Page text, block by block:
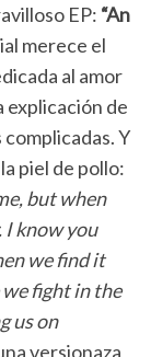
EP: “An
merece el
al amor
explicación de
Y
piel de pollo:
but when
I know you
we find it
fight in the
us on
versionaza